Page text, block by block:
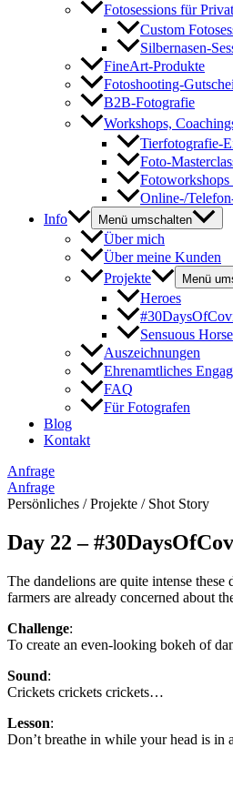
Fotosessions für
Custom
Silbernasen-
FineArt-Produkte
Fotoshooting-
B2B-Fotografie
Workshops,
Tierfotografie-
Foto-
Online-/
Info
Menü umschalten
Über mich
Über meine Kunden
Projekte
Menü
Heroes
Sensuous Horse
Auszeichnungen
Ehrenamtliches
FAQ
Für Fotografen
Blog
Kontakt
Anfrage
Anfrage
Persönliches /Projekte / Shot Story
Day 22 –
The dandelions are quite intense these
farmers are already concerned about
Challenge:
To create an even-looking bokeh of
Sound:
Crickets crickets crickets…
Lesson:
Don’t breathe in while your head is in